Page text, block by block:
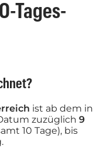
Tages-
ist ab dem in
zuzüglich 9
10 Tage), bis